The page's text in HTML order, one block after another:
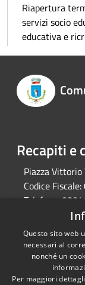
Riapertura
servizi socio
educativa e
Recapiti e
Piazza
Codice Fiscale:
Telefono:
Accessibilità
Questo sito web
necessari al
nonché un
Per maggiori